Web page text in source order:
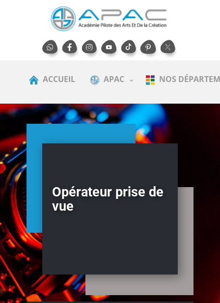
ACCUEIL APAC NOS
Opérateur prise de
vue